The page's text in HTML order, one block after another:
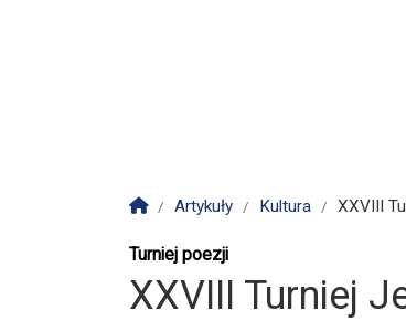
Strona główna
Artykuły Kultura XXVIII
Turniej poezji
XXVIII Turniej